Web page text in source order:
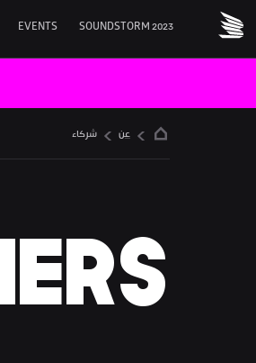
SOUNDSTORM 2023
EVENTS
عن شركاء